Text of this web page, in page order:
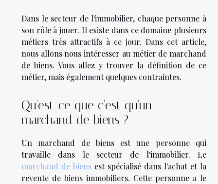
Dans le secteur de l'immobilier, chaque personne à
son rôle à jouer. Il existe dans ce domaine plusieurs
métiers très attractifs à ce jour. Dans cet article,
nous allons nous intéresser au métier de marchand
de biens. Vous allez y trouver la définition de ce
métier, mais également quelques contraintes.
Qu'est-ce que c'est qu'un
marchand de biens ?
Un marchand de biens est une personne qui
travaille dans le secteur de l'immobilier. Le
marchand de biens est spécialisé dans l'achat et la
revente de biens immobiliers. Cette personne a le